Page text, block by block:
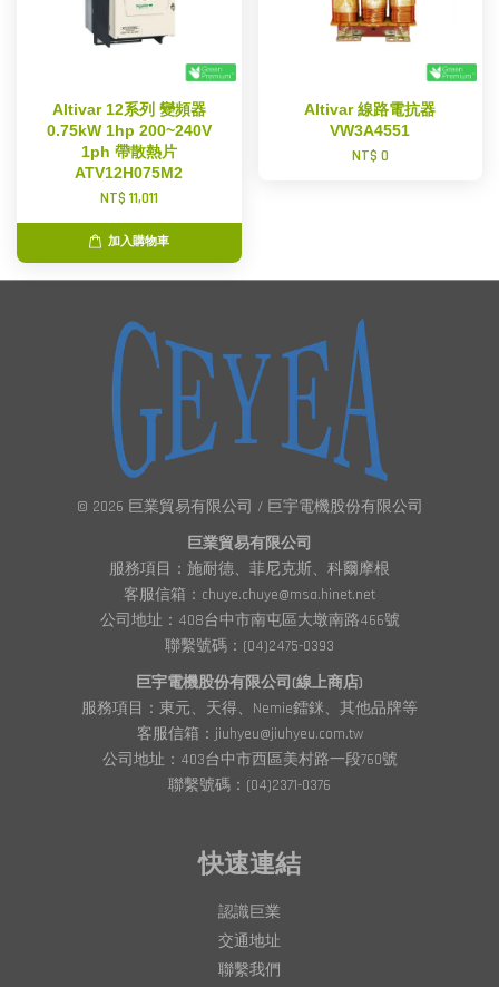
Altivar 12系列 變頻器
0.75kW 1hp 200~240V
1ph 帶散熱片
ATV12H075M2
NT$ 11,011
加入購物車
Altivar 線路電抗器
VW3A4551
NT$ 0
© 2026 巨業貿易有限公司 / 巨宇電機股份有限公司
巨業貿易有限公司
服務項目：施耐德、菲尼克斯、科爾摩根
客服信箱：chuye.chuye@msa.hinet.net
公司地址：408台中市南屯區大墩南路466號
聯繫號碼：(04)2475-0393
巨宇電機股份有限公司(線上商店)
服務項目：東元、天得、Nemie鐳銤、其他品牌等
客服信箱：jiuhyeu@jiuhyeu.com.tw
公司地址：403台中市西區美村路一段760號
聯繫號碼：(04)2371-0376
快速連結
認識巨業
交通地址
聯繫我們